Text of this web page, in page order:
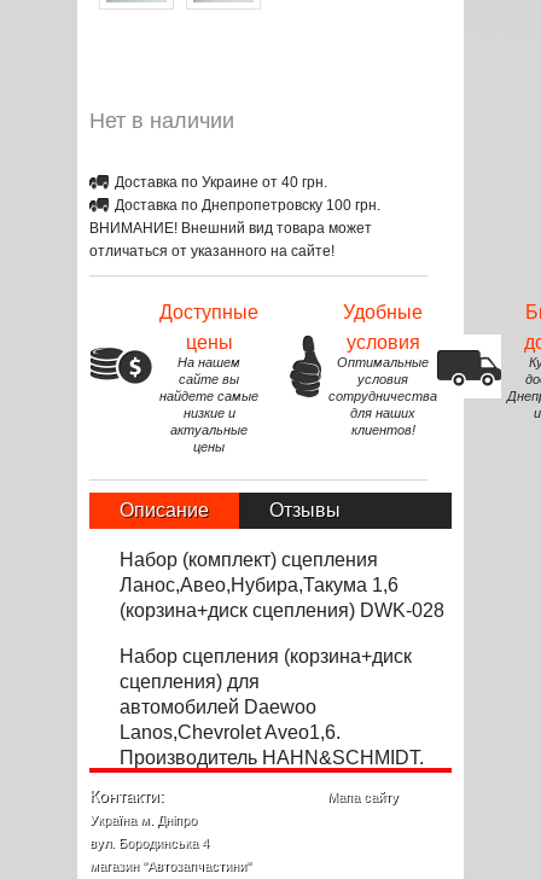
Нет в наличии
Доставка по Украине от 40 грн.
Доставка по Днепропетровску 100 грн.
ВНИМАНИЕ! Внешний вид товара может
отличаться от указанного на сайте!
Доступные
цены
На нашем
сайте вы
найдете самые
низкие и
актуальные
цены
Удобные
условия
Оптимальные
условия
сотрудничества
для наших
клиентов!
Описание Отзывы
Набор (комплект) сцепления
Ланос,Авео,Нубира,Такума 1,6
(корзина+диск сцепления) DWK-028
Набор сцепления (корзина+диск
сцепления) для
автомобилей Daewoo
Lanos,Chevrolet Aveo1,6.
Производитель HAHN&SCHMIDT.
Контакти:
Україна м. Дніпро
вул. Бородинська 4
магазин "Автозапчастини"
Мапа сайту